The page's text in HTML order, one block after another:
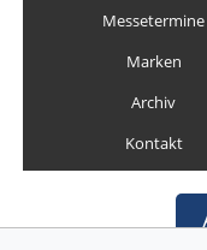
Messetermine
Marken
Archiv
Kontakt